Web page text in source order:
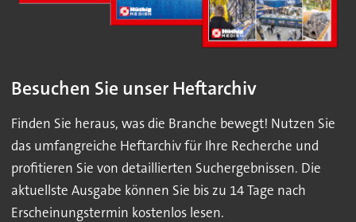
Besuchen Sie unser Heftarchiv
Finden Sie heraus, was die Branche bewegt! Nutzen Sie
das umfangreiche Heftarchiv für Ihre Recherche und
profitieren Sie von detaillierten Suchergebnissen. Die
aktuellste Ausgabe können Sie bis zu 14 Tage nach
Erscheinungstermin kostenlos lesen.